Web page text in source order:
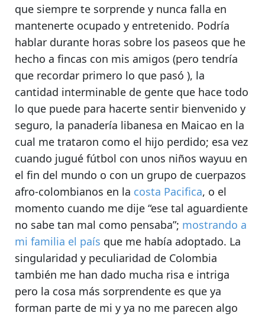
que siempre te sorprende y nunca falla en
mantenerte ocupado y entretenido. Podría
hablar durante horas sobre los paseos que he
hecho a fincas con mis amigos (pero tendría
que recordar primero lo que pasó ), la
cantidad interminable de gente que hace todo
lo que puede para hacerte sentir bienvenido y
seguro, la panadería libanesa en Maicao en la
cual me trataron como el hijo perdido; esa vez
cuando jugué fútbol con unos niños wayuu en
el fin del mundo o con un grupo de cuerpazos
afro-colombianos en la costa Pacifica, o el
momento cuando me dije “ese tal aguardiente
no sabe tan mal como pensaba”; mostrando a
mi familia el país que me había adoptado. La
singularidad y peculiaridad de Colombia
también me han dado mucha risa e intriga
pero la cosa más sorprendente es que ya
forman parte de mi y ya no me parecen algo